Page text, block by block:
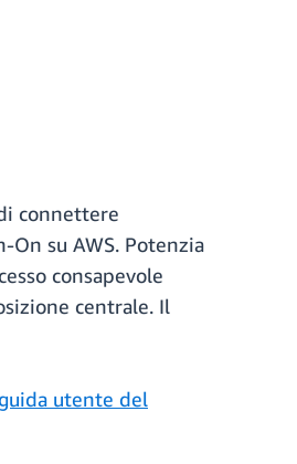
connettere
su AWS. Potenzia
consapevole
centrale. Il
utente del